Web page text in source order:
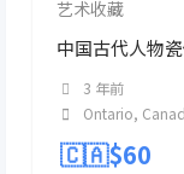
艺术收藏
中国古代人物
3 年前
Ontario,
🇨🇦$60